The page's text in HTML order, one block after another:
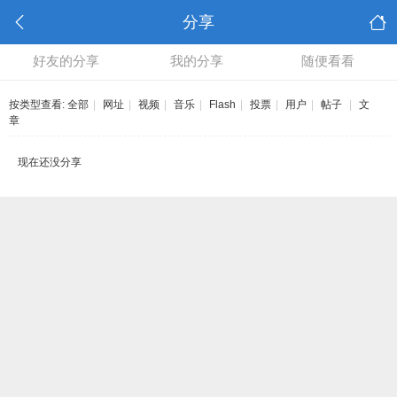
分享
好友的分享 我的分享 随便看看
按类型查看: 全部 网址 视频 音乐 Flash 投票 用户 帖子
文
章
现在还没分享